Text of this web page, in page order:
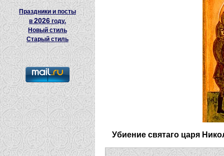
Праздники и посты
в2026 году.
Новый стиль
Старый стиль
Убиение святаго царя